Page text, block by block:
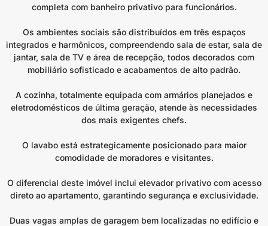
completa com banheiro privativo para funcionários.
Os ambientes sociais são distribuídos em três espaços
integrados e harmônicos, compreendendo sala de estar, sala de
jantar, sala de TV e área de recepção, todos decorados com
mobiliário sofisticado e acabamentos de alto padrão.
A cozinha, totalmente equipada com armários planejados e
eletrodomésticos de última geração, atende às necessidades
dos mais exigentes chefs.
O lavabo está estrategicamente posicionado para maior
comodidade de moradores e visitantes.
O diferencial deste imóvel inclui elevador privativo com acesso
direto ao apartamento, garantindo segurança e exclusividade.
Duas vagas amplas de garagem bem localizadas no edifício e